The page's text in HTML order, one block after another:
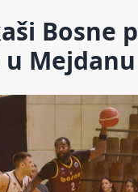
Bosne
Mejdanu